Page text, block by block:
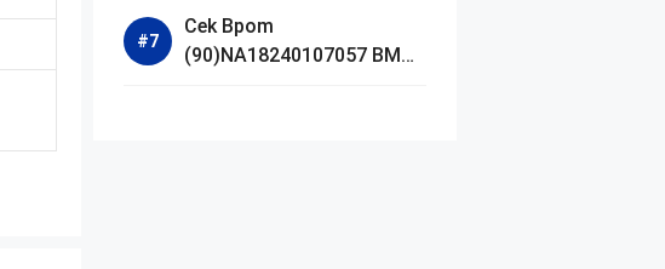
De Parfum
Cek Bpom
(90)NA18240107057 BMG